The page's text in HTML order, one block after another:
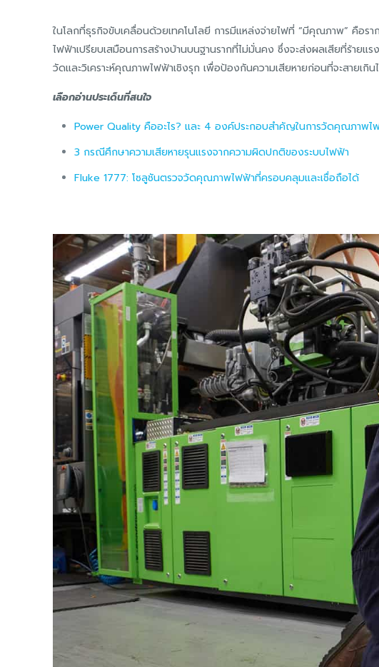
ในโลกที่ธุรกิจขับเคลื่อนด้วยเทคโนโลยี การมีแหล่งจ่ายไฟที่ “มีคุณภาพ” คือ
ไฟฟ้าเปรียบเสมือนการสร้างบ้านบนฐานรากที่ไม่มั่นคง ซึ่งจะส่งผลเสียที่ร้าย
วัดและวิเคราะห์คุณภาพไฟฟ้าเชิงรุก เพื่อป้องกันความเสียหายก่อนที่จะสายเกิน
เลือกอ่านประเด็นที่สนใจ
Power Quality คืออะไร? และ 4 องค์ประกอบสำคัญในการวัดคุณภาพไ
3 กรณีศึกษาความเสียหายรุนแรงจากความผิดปกติของระบบไฟฟ้า
Fluke 1777: โซลูชันตรวจวัดคุณภาพไฟฟ้าที่ครอบคลุมและเชื่อถือได้